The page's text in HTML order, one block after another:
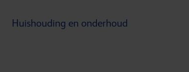
Huishouding en onderhoud